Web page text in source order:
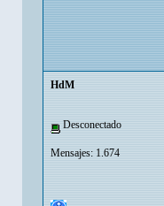
HdM
Desconectado
Mensajes: 1.674